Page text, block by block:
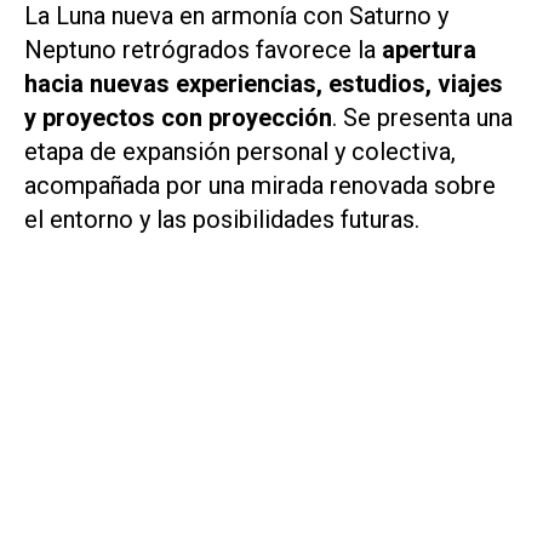
La Luna nueva en armonía con Saturno y
Neptuno retrógrados favorece la apertura
hacia nuevas experiencias, estudios, viajes
y proyectos con proyección. Se presenta una
etapa de expansión personal y colectiva,
acompañada por una mirada renovada sobre
el entorno y las posibilidades futuras.